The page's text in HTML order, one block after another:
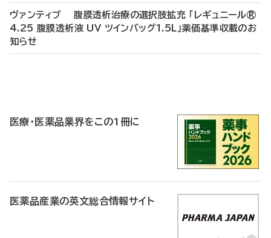
ヴァンティブ 腹膜透析治療の選択肢拡充 「レギュニール®
4.25 腹膜透析液 UV ツインバッグ1.5L」薬価基準収載のお
知らせ
医療・医薬品業界をこの1冊に
医薬品産業の英文総合情報サイト